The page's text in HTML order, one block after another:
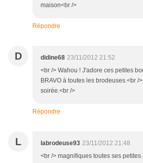
maison<br />
Répondre
D didine68 23/11/2012 21:52
<br /> Wahou ! J'adore ces petites
BRAVO à toutes les brodeuses.<br /
soirée.<br />
Répondre
L labrodeuse93 23/11/2012 21:48
<br /> magnifiques toutes ses